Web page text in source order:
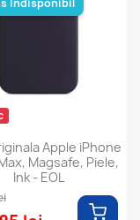
Apple iPhone
Magsafe, Piele,
Ink - EOL